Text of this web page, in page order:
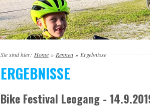
Sie sind hier: Home » Rennen » Ergebnisse
ERGEBNISSE
Bike Festival Leogang -